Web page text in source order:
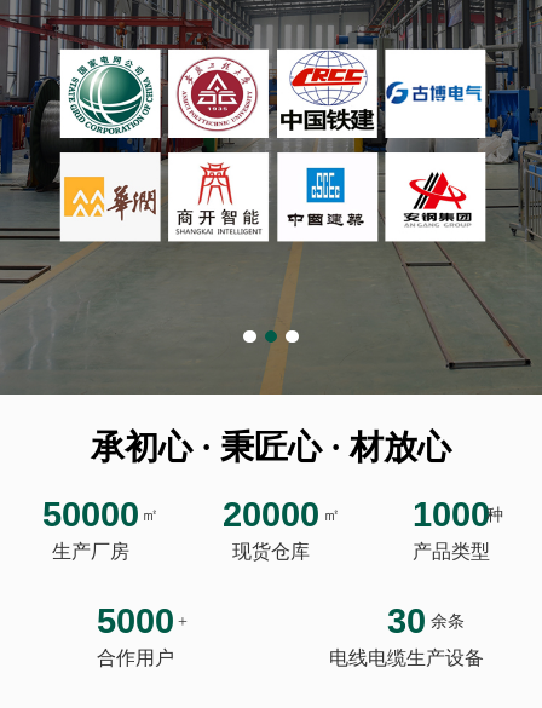
承初心 · 秉匠心 · 材放心
50000 ㎡
生产厂房
20000 ㎡
现货仓库
1000种
产品类型
5000 +
合作用户
30 余条
电线电缆生产设备